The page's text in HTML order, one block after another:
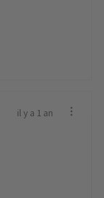
il y a 1 an